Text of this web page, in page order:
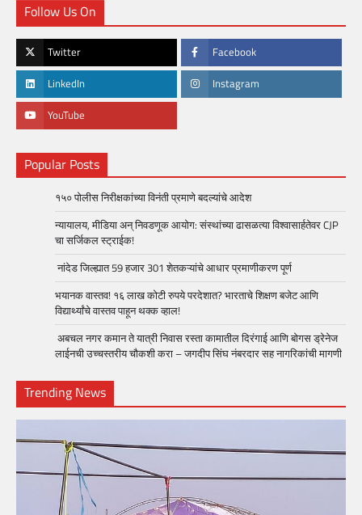
Follow Us On
Twitter Facebook
LinkedIn Instagram
YouTube
Popular Posts
१५० पोलीस निरीक्षकांच्या विनंती प्रमाणे बदल्यांचे आदेश
न्यायालय, मीडिया अन् निवडणूक आयोग: संस्थांच्या ढासळत्या विश्वासार्हतेवर CJP
चा सर्जिकल स्ट्राईक!
नांदेड जिल्ह्यात 59 हजार 301 शेतकऱ्यांचे आधार प्रमाणीकरण पूर्ण
भयानक वास्तव! १६ लाख कोटी रुपये परदेशात? भारताचे शिक्षण बजेट आणि
विद्यार्थ्यांचे वास्तव पाहून थक्क व्हाल!
अबचल नगर कमान ते यात्री निवास रस्ता कामातील दिरंगाई आणि बोगस ड्रेनेज
लाईनची उच्चस्तरीय चौकशी करा – जगदीप सिंघ नंबरदार सह नागरिकांची मागणी
Trending News